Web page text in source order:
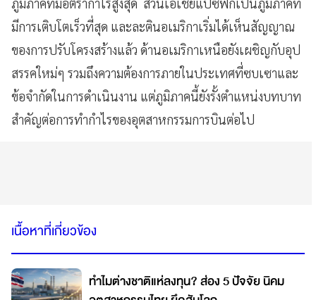
มีการเติบโตเร็วที่สุด และละตินอเมริกาเริ่มได้เห็นสัญญาณ
ของการปรับโครงสร้างแล้ว ด้านอเมริกาเหนือยังเผชิญกับอุป
สรรคใหม่ๆ รวมถึงความต้องการภายในประเทศที่ซบเซาและ
ข้อจำกัดในการดำเนินงาน แต่ภูมิภาคนี้ยังรั้งตำแหน่งบทบาท
สำคัญต่อการทำกำไรของอุตสาหกรรมการบินต่อไป
เนื้อหาที่เกี่ยวข้อง
ทำไมต่างชาติแห่ลงทุน? ส่อง 5 ปัจจัย นิคม